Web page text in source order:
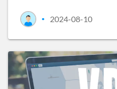
• 2024-08-10